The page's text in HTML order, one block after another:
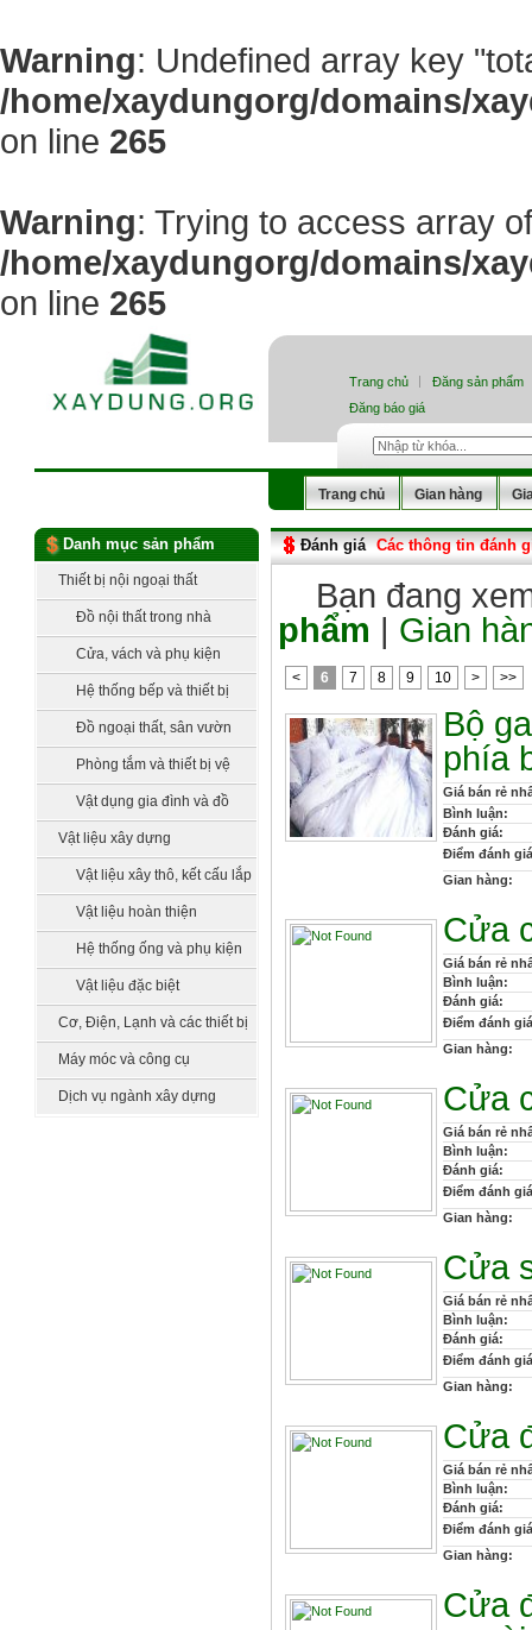
Warning: Undefined array key
/home/xaydungorg/domains/
on line 265
Warning: Trying to access array
/home/xaydungorg/domains/
on line 265
Trang chủ
Đăng sản phẩm
Đăng báo giá
Trang chủ Gian hàng
Danh mục sản phẩm
Thiết bị nội ngoại thất
Đồ nội thất trong nhà
Cửa, vách và phụ kiện
Hệ thống bếp và thiết bị
Đồ ngoại thất, sân vườn
Phòng tắm và thiết bị vệ
Vật dụng gia đình và đồ
làm vườn
Vật liệu xây dựng
Vật liệu xây thô, kết cấu lắp
Vật liệu hoàn thiện
Hệ thống ống và phụ kiện
Vật liệu đặc biệt
Cơ, Điện, Lạnh và các thiết bị
công nghệ
Máy móc và công cụ
Dịch vụ ngành xây dựng
Đánh giá Các thông tin đánh
Bạn đang
phẩm | Gian
< 6 7 8 9 10 > >>
Bộ
phía
Giá bán rẻ
Bình luận:
Đánh giá:
Điểm đánh
Gian hàng:
Cửa
Giá bán rẻ
Bình luận:
Đánh giá:
Điểm đánh
Gian hàng:
Cửa
Giá bán rẻ
Bình luận:
Đánh giá:
Điểm đánh
Gian hàng:
Cửa
Giá bán rẻ
Bình luận:
Đánh giá:
Điểm đánh
Gian hàng:
Cửa
Giá bán rẻ
Bình luận:
Đánh giá:
Điểm đánh
Gian hàng:
Cửa